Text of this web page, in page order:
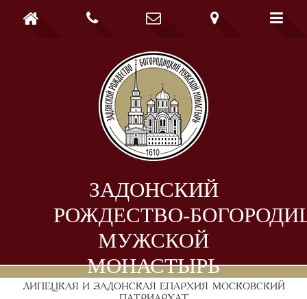
ЗАДОНСКИЙ
РОЖДЕСТВО-
МУЖСКОЙ
МОНАСТЫРЬ
ЛИПЕЦКАЯ И ЗАДОНСКАЯ ЕПАРХИЯ МОСКОВСКИЙ
    